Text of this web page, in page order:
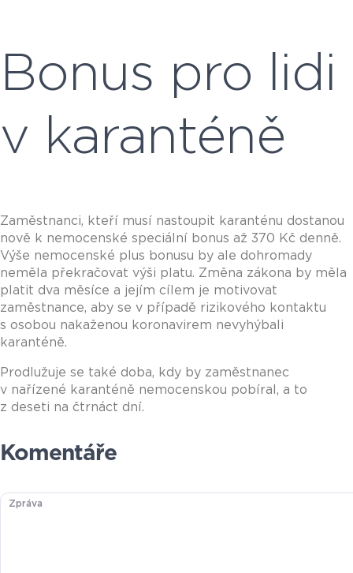
Bonus pro lidi
v karanténě
Zaměstnanci, kteří musí nastoupit karanténu dostanou
nově k nemocenské speciální bonus až 370 Kč denně.
Výše nemocenské plus bonusu by ale dohromady
neměla překračovat výši platu. Změna zákona by měla
platit dva měsíce a jejím cílem je motivovat
zaměstnance, aby se v případě rizikového kontaktu
s osobou nakaženou koronavirem nevyhýbali
karanténě.
Prodlužuje se také doba, kdy by zaměstnanec
v nařízené karanténě nemocenskou pobíral, a to
z deseti na čtrnáct dní.
Komentáře